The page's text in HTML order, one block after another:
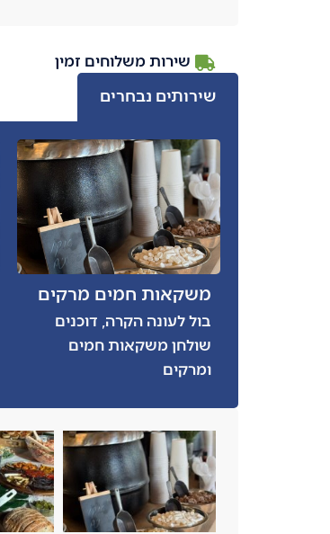
שירות משלוחים זמין
שירותים נבחרים
משקאות חמים מרקים
בול לעונה הקרה, דוכנים
שולחן משקאות חמים
ומרקים